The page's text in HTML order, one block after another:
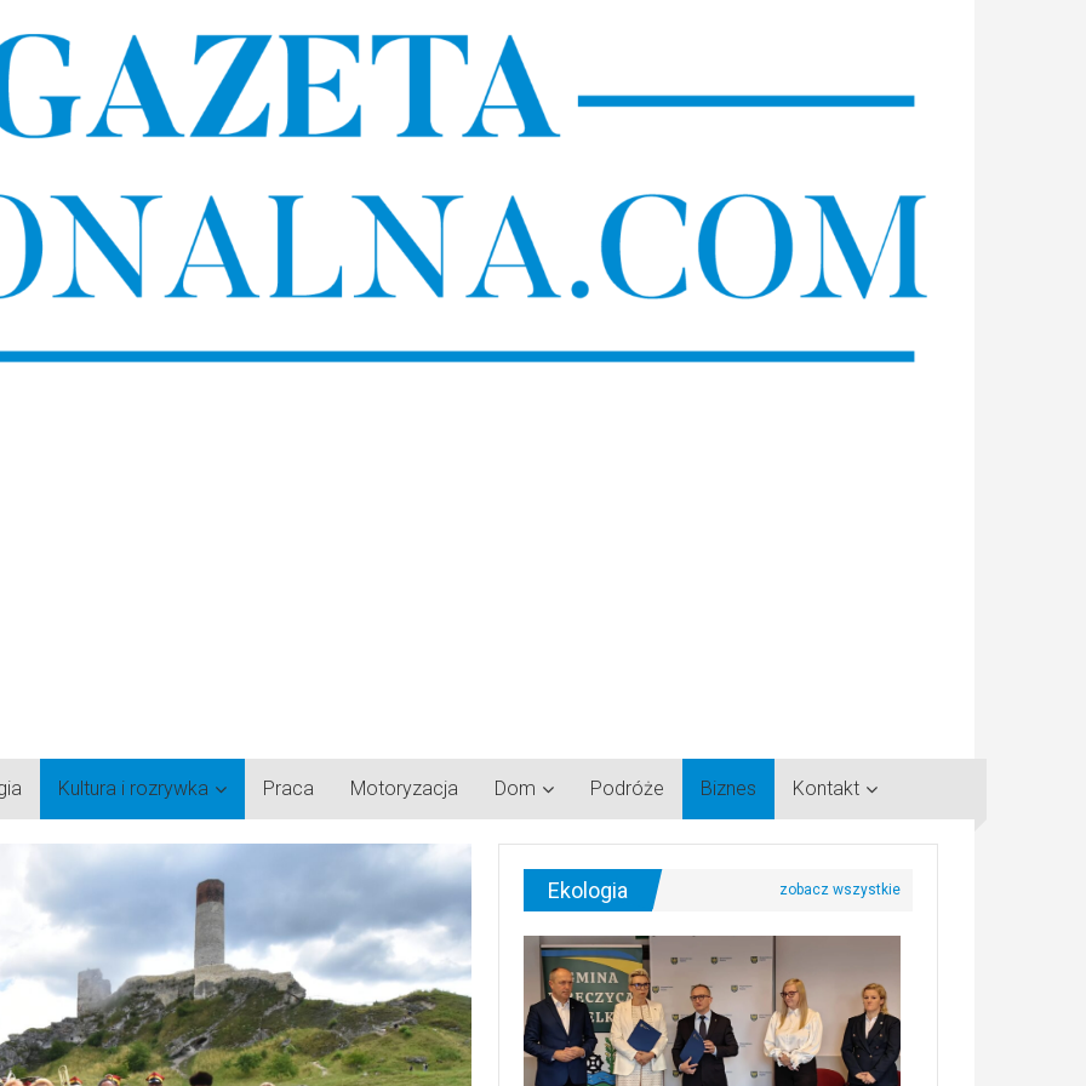
Kultura i rozrywka Praca Motoryzacja Dom Podróże Biznes Kontakt
Ekologia